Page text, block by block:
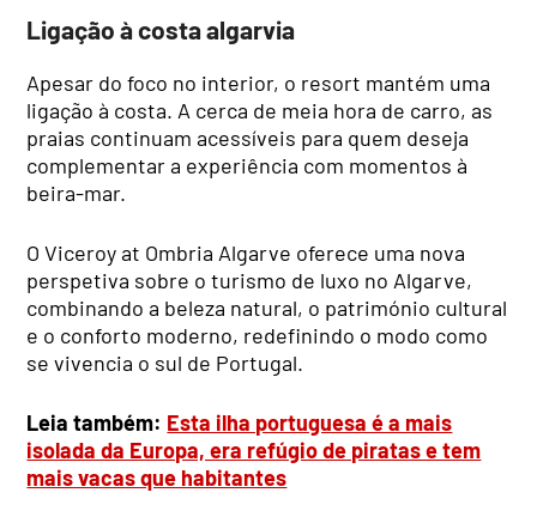
Ligação à costa algarvia
Apesar do foco no interior, o resort mantém uma
ligação à costa. A cerca de meia hora de carro, as
praias continuam acessíveis para quem deseja
complementar a experiência com momentos à
beira-mar.
O Viceroy at Ombria Algarve oferece uma nova
perspetiva sobre o turismo de luxo no Algarve,
combinando a beleza natural, o património cultural
e o conforto moderno, redefinindo o modo como
se vivencia o sul de Portugal.
Leia também: Esta ilha portuguesa é a mais
isolada da Europa, era refúgio de piratas e tem
mais vacas que habitantes